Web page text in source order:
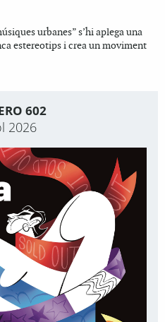
urbanes” s’hi aplega una
estereotips i crea un moviment
602
2026